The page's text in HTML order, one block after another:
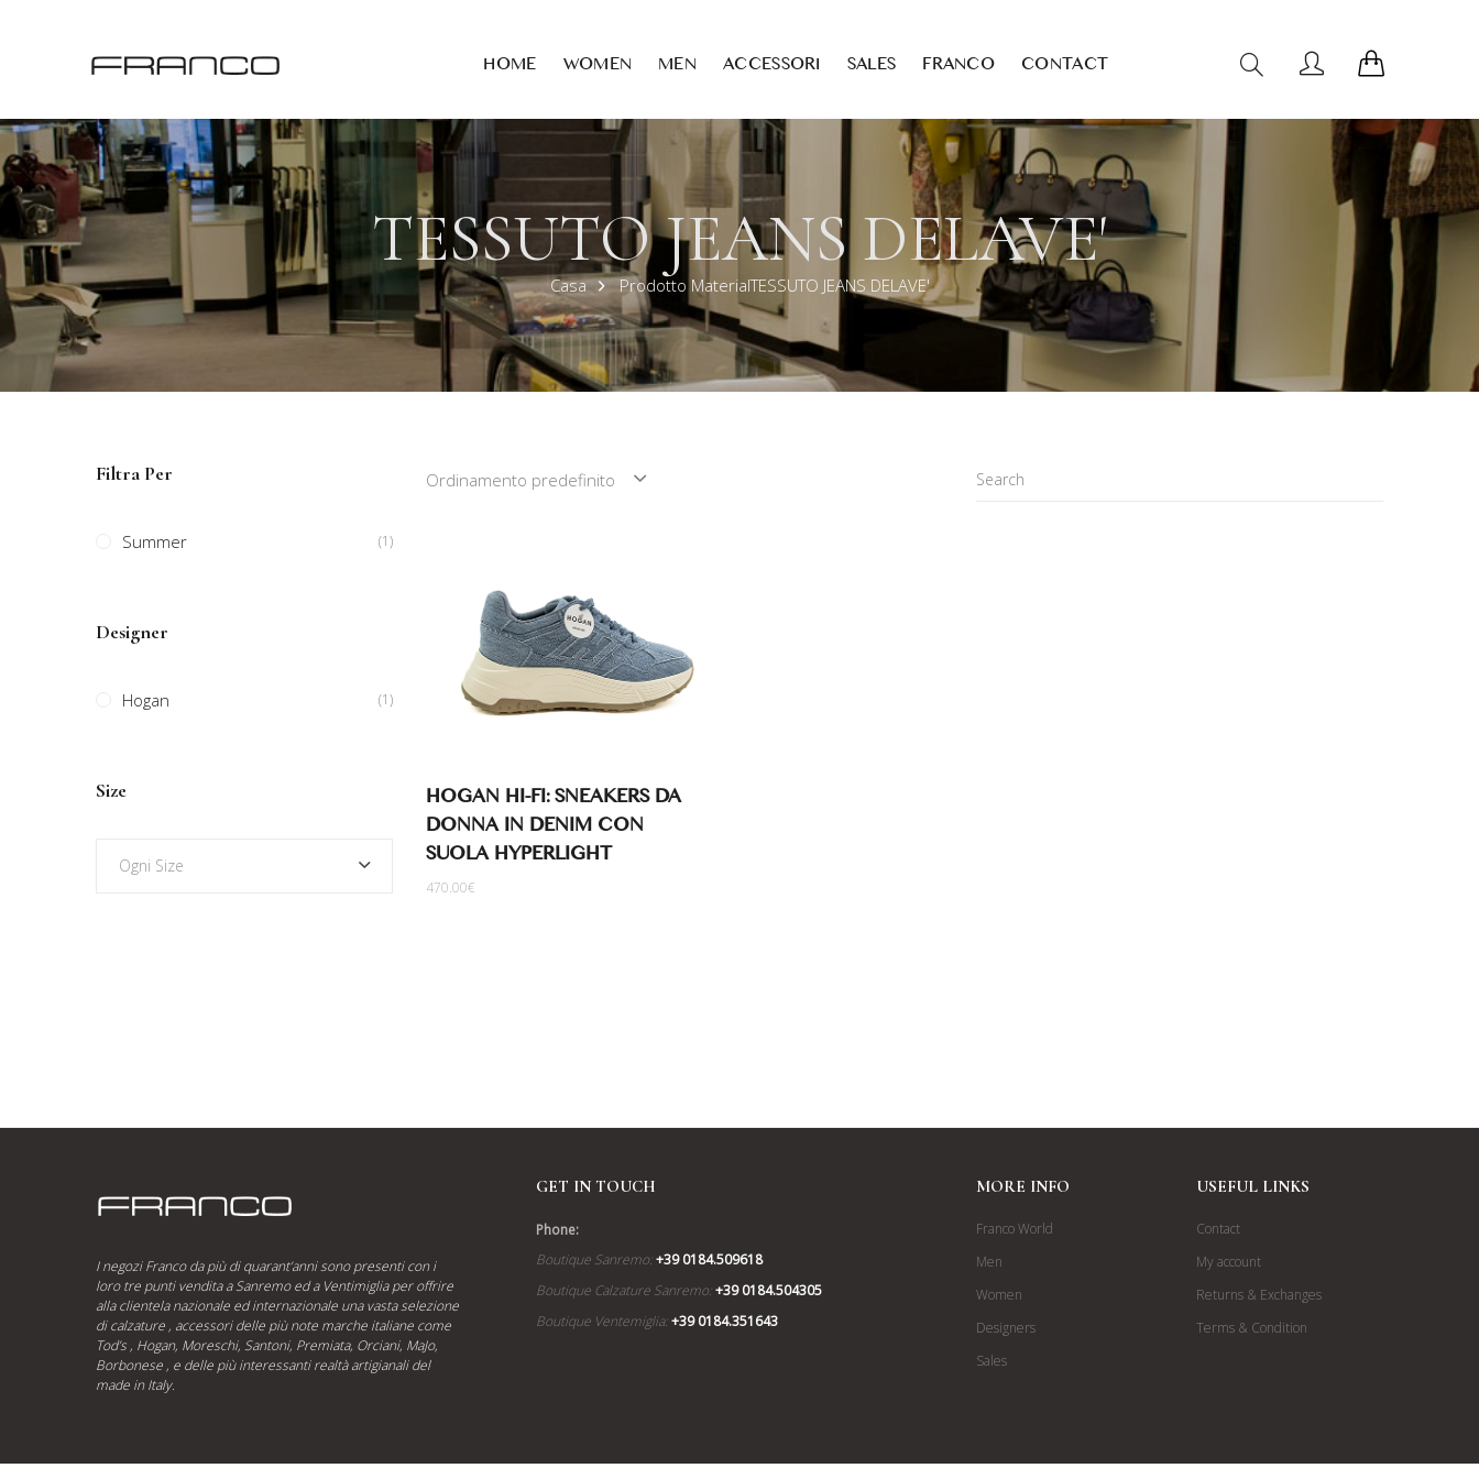
HOME WOMEN MEN ACCESSORI SALES FRANCO CONTACT
TESSUTO JEANS DELAVE'
Casa Prodotto MaterialTESSUTO JEANS DELAVE'
Filtra Per
Summer (1)
Designer
Hogan (1)
Size
Ogni Size
HOGAN HI-FI: SNEAKERS DA
DONNA IN DENIM CON
SUOLA HYPERLIGHT
470.00€
I negozi Franco da più di quarant’anni sono presenti con i
loro tre punti vendita a Sanremo ed a Ventimiglia per offrire
alla clientela nazionale ed internazionale una vasta selezione
di calzature , accessori delle più note marche italiane come
Tod’s , Hogan, Moreschi, Santoni, Premiata, Orciani, MaJo,
Borbonese , e delle più interessanti realtà artigianali del
made in Italy.
GET IN TOUCH
Phone:
Boutique Sanremo:+39 0184.509618
Boutique Calzature Sanremo:+39 0184.504305
Boutique Ventemiglia:+39 0184.351643
MORE INFO
Franco World
Men
Women
Designers
Sales
USEFUL LINKS
Contact
My account
Returns & Exchanges
Terms & Condition